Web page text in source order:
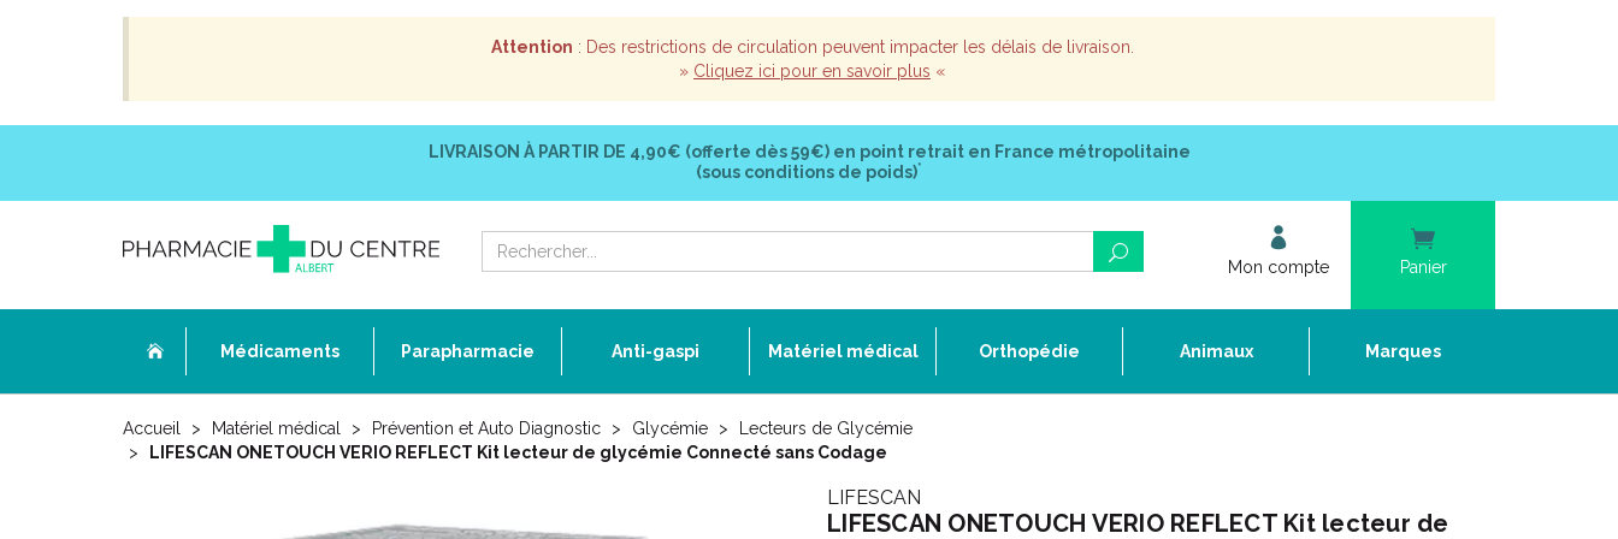
Attention : Des restrictions de circulation peuvent impacter les délais de livraison.
» Cliquez ici pour en savoir plus «
LIVRAISON À PARTIR DE 4,90€ (offerte dès 59€) en point retrait en France métropolitaine
(sous conditions de poids)*
Mon compte Panier
Médicaments Parapharmacie Anti-gaspi Matériel médical Orthopédie Animaux Marques
Accueil Matériel médical Prévention et Auto Diagnostic Glycémie
Lecteurs de Glycémie
LIFESCAN ONETOUCH VERIO REFLECT Kit lecteur de glycémie Connecté sans Codage
LIFESCAN
LIFESCAN ONETOUCH VERIO REFLECT Kit lecteur de